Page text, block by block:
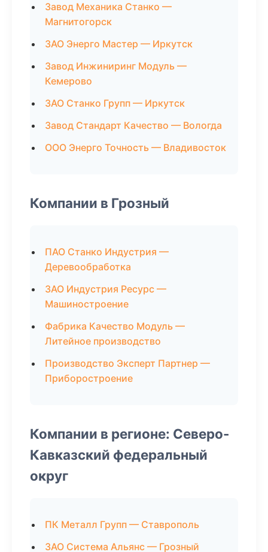
Завод Механика Станко —
Магнитогорск
ЗАО Энерго Мастер — Иркутск
Завод Инжиниринг Модуль —
Кемерово
ЗАО Станко Групп — Иркутск
Завод Стандарт Качество — Вологда
ООО Энерго Точность — Владивосток
Компании в Грозный
ПАО Станко Индустрия —
Деревообработка
ЗАО Индустрия Ресурс —
Машиностроение
Фабрика Качество Модуль —
Литейное производство
Производство Эксперт Партнер —
Приборостроение
Компании в регионе: Северо-
Кавказский федеральный
округ
ПК Металл Групп — Ставрополь
ЗАО Система Альянс — Грозный